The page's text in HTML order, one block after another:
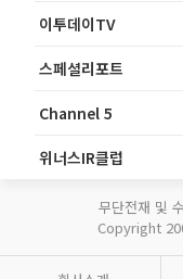
이투데이TV
스페셜리포트
Channel 5
위너스IR클럽
무단전재 및
Copyright